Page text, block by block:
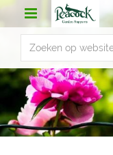
r
n
t